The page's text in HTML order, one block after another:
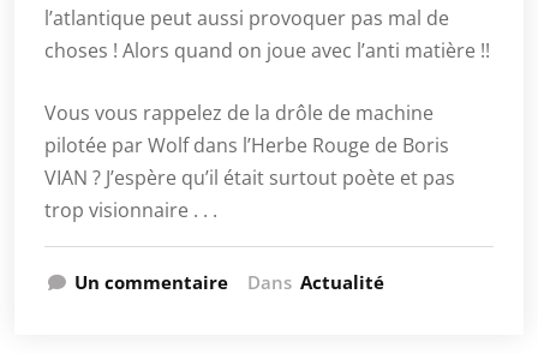
l’atlantique peut aussi provoquer pas mal de
choses ! Alors quand on joue avec l’anti matière !!
Vous vous rappelez de la drôle de machine
pilotée par Wolf dans l’Herbe Rouge de Boris
VIAN ? J’espère qu’il était surtout poète et pas
trop visionnaire . . .
Un commentaire Dans Actualité